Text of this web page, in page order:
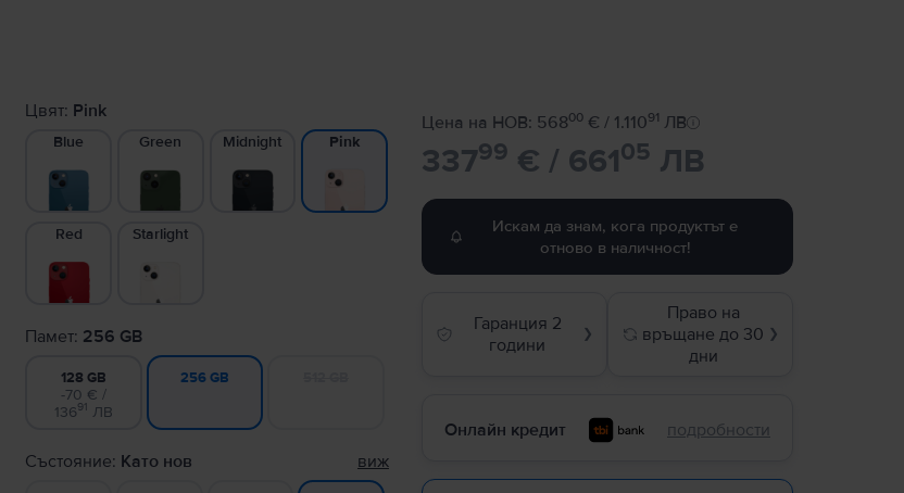
Цвят: Pink
Blue Green Midnight Pink
Red Starlight
Памет: 256 GB
128 GB
-70 € /
13691 ЛВ
256 GB
Състояние: Като нов виж
Цена на НОВ: 56800€ / 1.11091 ЛВ
33799 € / 66105 ЛВ
Искам да знам, кога продуктът е
отново в наличност!
Гаранция 2
години
❯
Право на
връщане до 30
дни
❯
Онлайн кредит подробности